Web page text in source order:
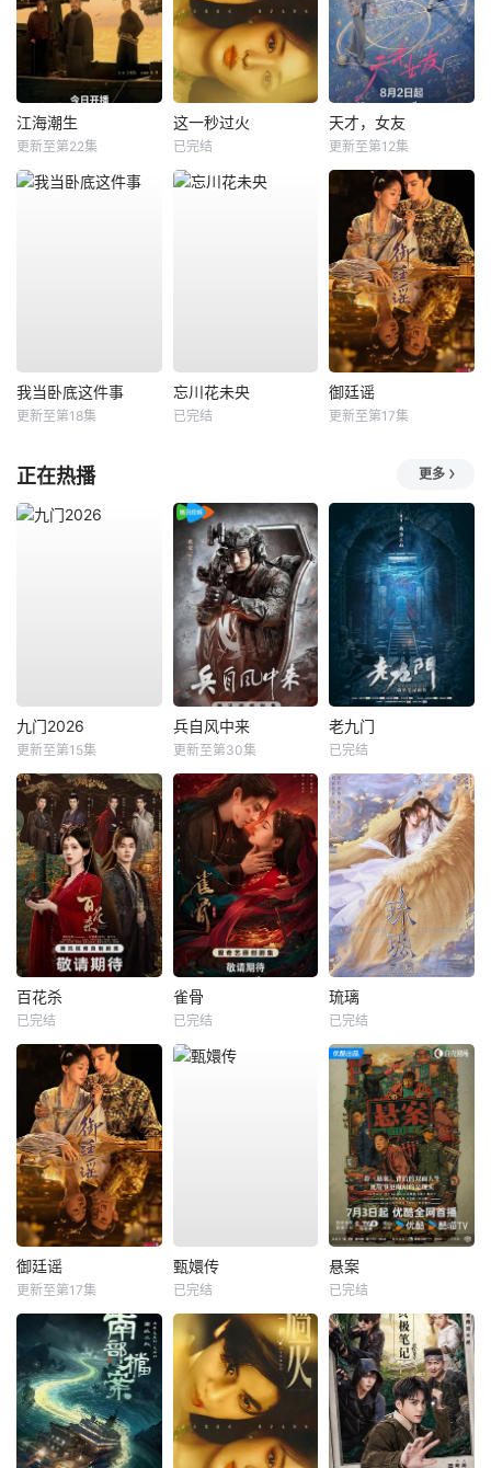
江海潮生
更新至第22集
这一秒过火
已完结
天才，女友
更新至第12集
我当卧底这件事
更新至第18集
忘川花未央
已完结
御廷谣
更新至第17集
正在热播 更多
九门2026
更新至第15集
兵自风中来
更新至第30集
老九门
已完结
百花杀
已完结
雀骨
已完结
琉璃
已完结
御廷谣
更新至第17集
甄嬛传
已完结
悬案
已完结